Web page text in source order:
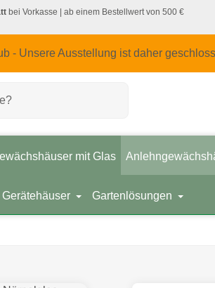
bei Vorkasse | ab einem Bestellwert von 500 €
- Unsere Ausstellung ist daher
mit Glas
Gerätehäuser Gartenlösungen